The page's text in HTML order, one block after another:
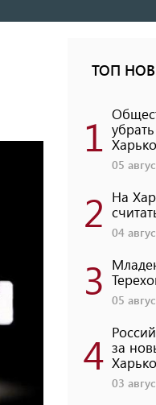
ТОП
1
05
2 На
04
3 05
4 за
03